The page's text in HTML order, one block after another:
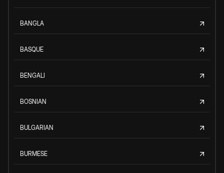
BANGLA
BASQUE
BENGALI
BOSNIAN
BULGARIAN
BURMESE